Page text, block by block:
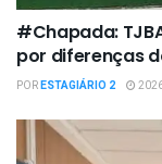
#Chapada:
por diferenças
PORESTAGIÁRIO 2